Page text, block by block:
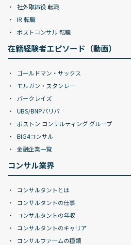
社外取締役 転職
IR 転職
ポストコンサル 転職
在籍経験者エピソード（動画）
ゴールドマン・サックス
モルガン・スタンレー
バークレイズ
UBS/BNPパリバ
ボストン コンサルティング グループ
BIG4コンサル
金融企業一覧
コンサル業界
コンサルタントとは
コンサルタントの仕事
コンサルタントの年収
コンサルタントのキャリア
コンサルファームの種類